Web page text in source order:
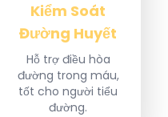
Kiểm Soát
Đường Huyết
Hỗ trợ điều hòa
đường trong máu,
tốt cho người tiểu
đường.